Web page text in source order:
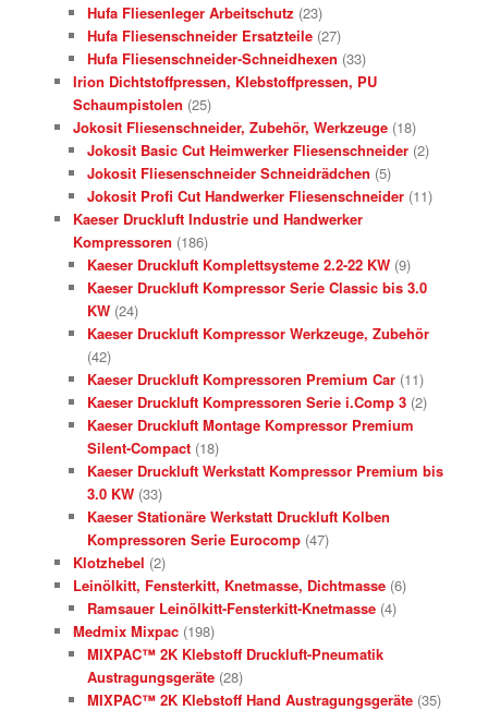
Hufa Fliesenleger Arbeitschutz (23)
Hufa Fliesenschneider Ersatzteile (27)
Hufa Fliesenschneider-Schneidhexen (33)
Irion Dichtstoffpressen, Klebstoffpressen, PU
Schaumpistolen (25)
Jokosit Fliesenschneider, Zubehör, Werkzeuge (18)
Jokosit Basic Cut Heimwerker Fliesenschneider (2)
Jokosit Fliesenschneider Schneidrädchen (5)
Jokosit Profi Cut Handwerker Fliesenschneider (11)
Kaeser Druckluft Industrie und Handwerker
Kompressoren (186)
Kaeser Druckluft Komplettsysteme 2.2-22 KW (9)
Kaeser Druckluft Kompressor Serie Classic bis 3.0
KW (24)
Kaeser Druckluft Kompressor Werkzeuge, Zubehör
(42)
Kaeser Druckluft Kompressoren Premium Car (11)
Kaeser Druckluft Kompressoren Serie i.Comp 3 (2)
Kaeser Druckluft Montage Kompressor Premium
Silent-Compact (18)
Kaeser Druckluft Werkstatt Kompressor Premium bis
3.0 KW (33)
Kaeser Stationäre Werkstatt Druckluft Kolben
Kompressoren Serie Eurocomp (47)
Klotzhebel (2)
Leinölkitt, Fensterkitt, Knetmasse, Dichtmasse (6)
Ramsauer Leinölkitt-Fensterkitt-Knetmasse (4)
Medmix Mixpac (198)
MIXPAC™ 2K Klebstoff Druckluft-Pneumatik
Austragungsgeräte (28)
MIXPAC™ 2K Klebstoff Hand Austragungsgeräte (35)